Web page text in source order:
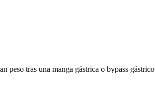
peso tras una manga gástrica o bypass gástrico